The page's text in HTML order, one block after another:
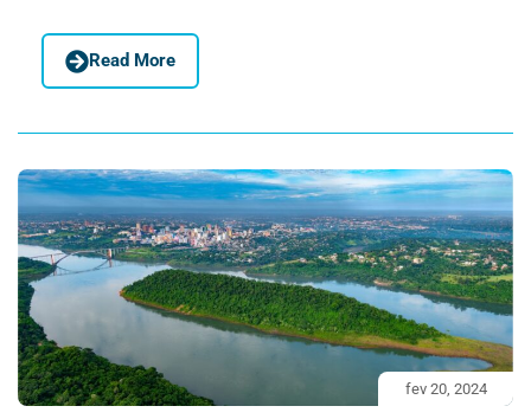
Read More
fev 20, 2024